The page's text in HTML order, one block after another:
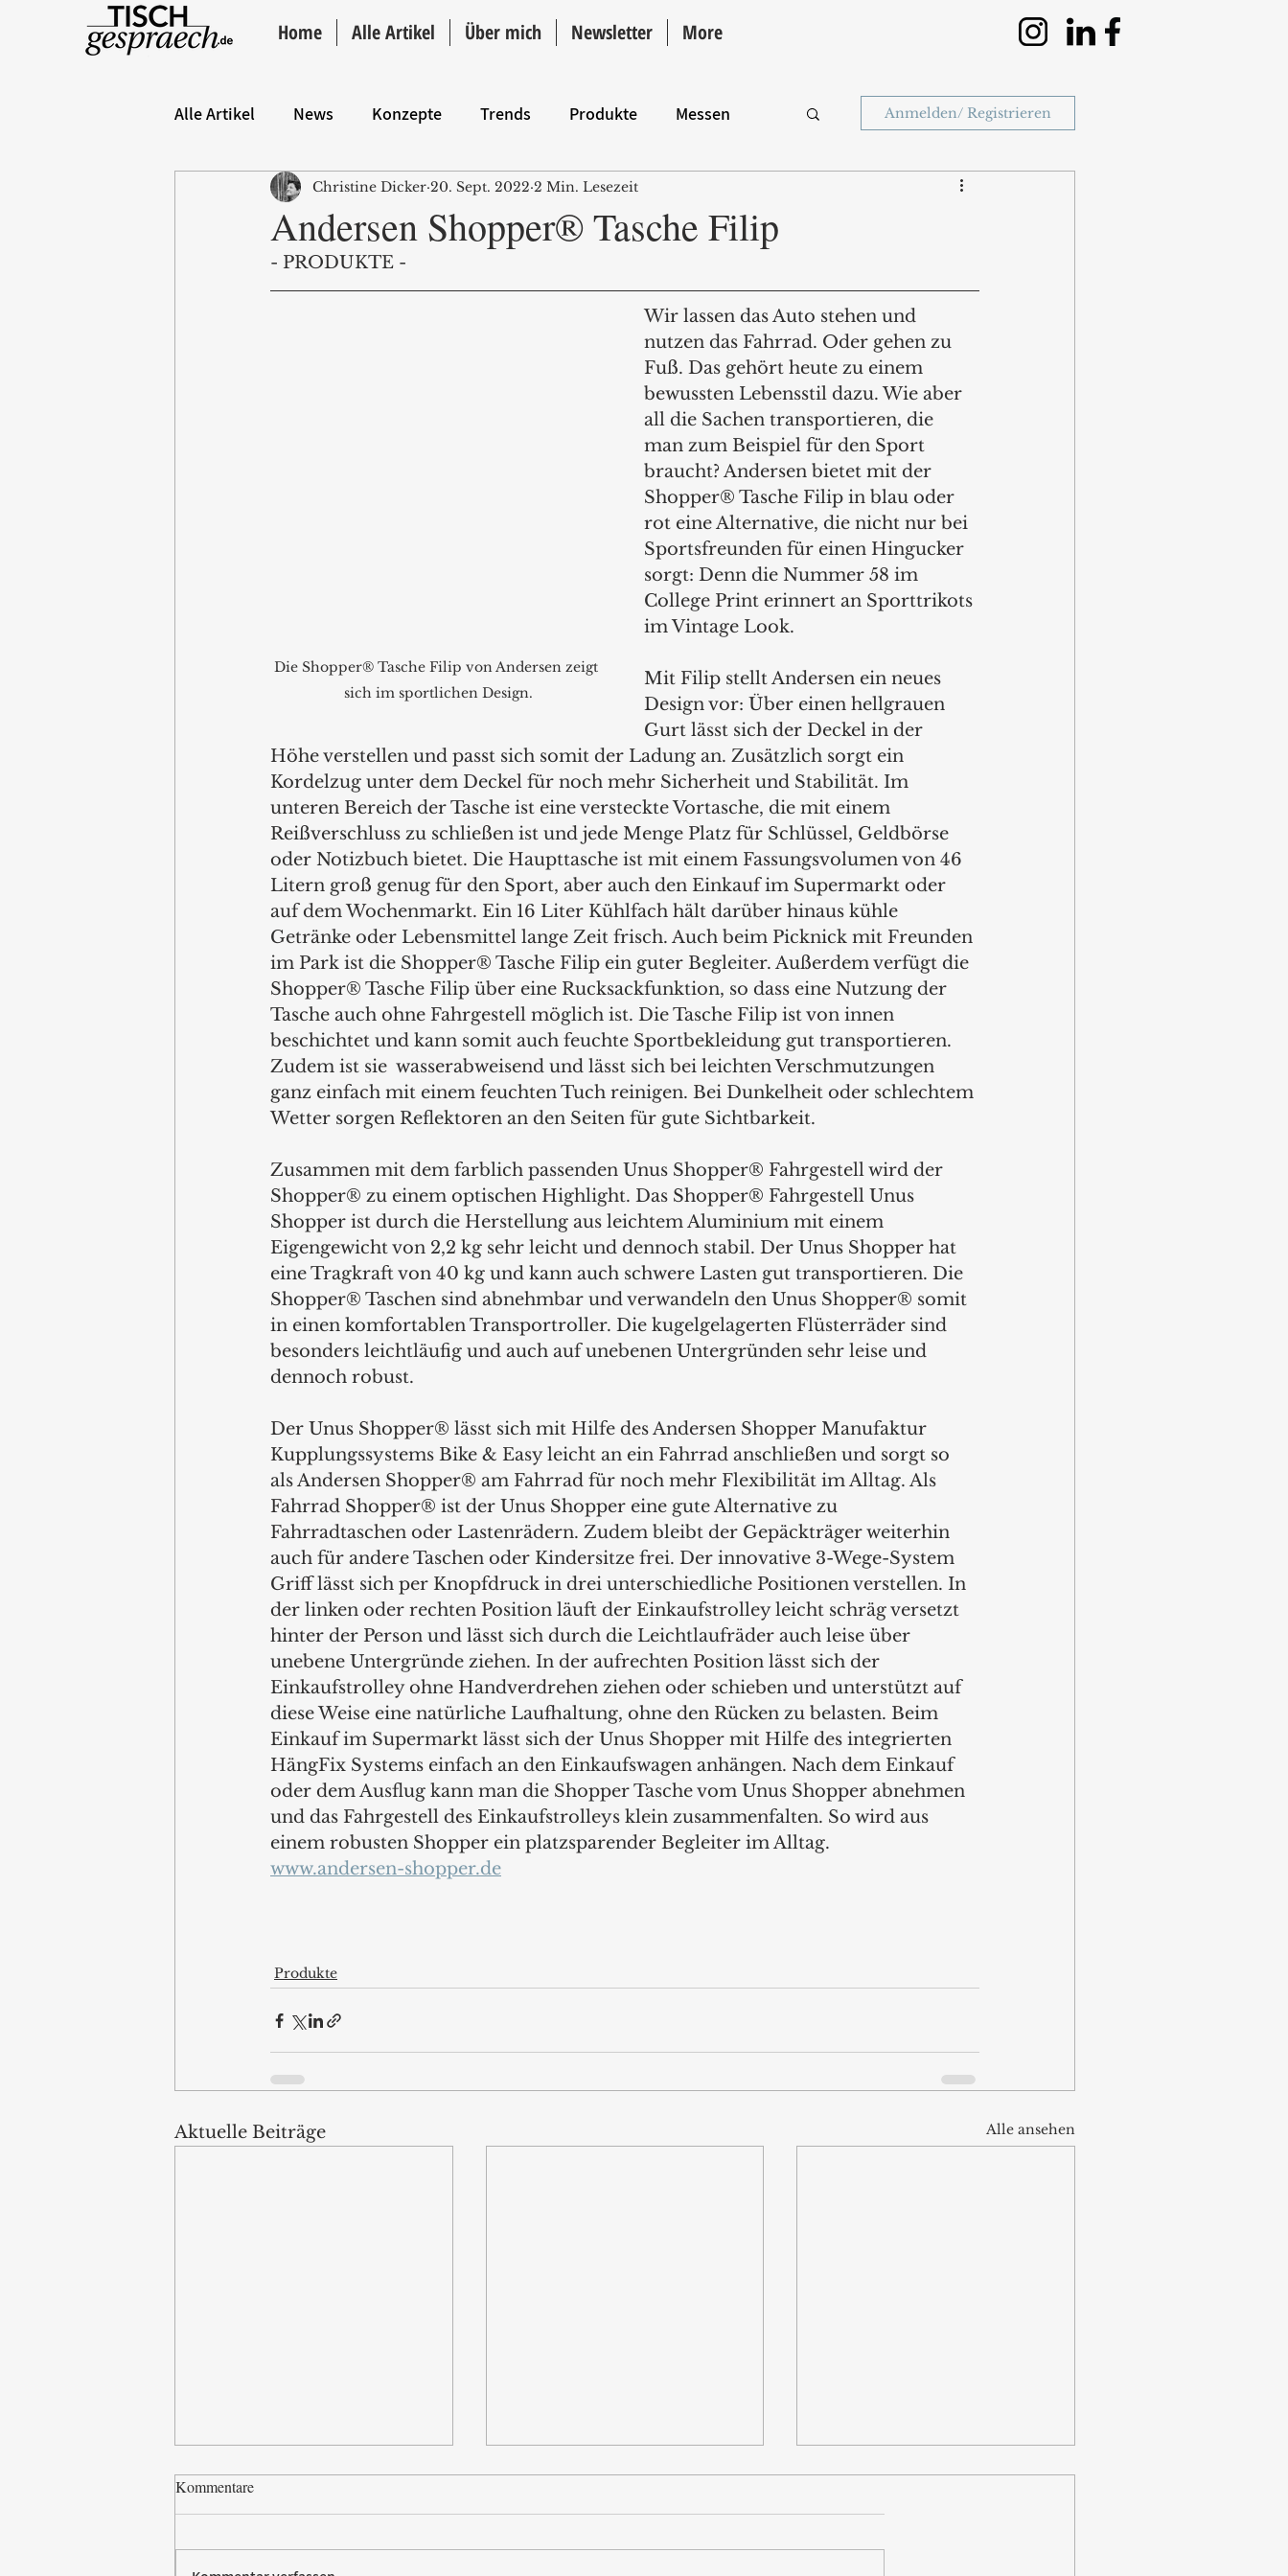
Home Alle Artikel Über mich Newsletter More
Alle Artikel News Konzepte Trends Produkte Messen
Hintergrund ANZEIGE Intro
Anmelden/ Registrieren
Andersen Shopper® Tasche Filip
Christine Dicker 20. Sept. 2022 2 Min. Lesezeit
- PRODUKTE -
Die Shopper® Tasche Filip von Andersen zeigt
sich im sportlichen Design.
Wir lassen das Auto stehen und
nutzen das Fahrrad. Oder gehen zu
Fuß. Das gehört heute zu einem
bewussten Lebensstil dazu. Wie aber
all die Sachen transportieren, die
man zum Beispiel für den Sport
braucht? Andersen bietet mit der
Shopper® Tasche Filip in blau oder
rot eine Alternative, die nicht nur bei
Sportsfreunden für einen Hingucker
sorgt: Denn die Nummer 58 im
College Print erinnert an Sporttrikots
im Vintage Look.
Mit Filip stellt Andersen ein neues
Design vor: Über einen hellgrauen
Gurt lässt sich der Deckel in der
Höhe verstellen und passt sich somit der Ladung an. Zusätzlich sorgt ein
Kordelzug unter dem Deckel für noch mehr Sicherheit und Stabilität. Im
unteren Bereich der Tasche ist eine versteckte Vortasche, die mit einem
Reißverschluss zu schließen ist und jede Menge Platz für Schlüssel, Geldbörse
oder Notizbuch bietet. Die Haupttasche ist mit einem Fassungsvolumen von 46
Litern groß genug für den Sport, aber auch den Einkauf im Supermarkt oder
auf dem Wochenmarkt. Ein 16 Liter Kühlfach hält darüber hinaus kühle
Getränke oder Lebensmittel lange Zeit frisch. Auch beim Picknick mit Freunden
im Park ist die Shopper® Tasche Filip ein guter Begleiter. Außerdem verfügt die
Shopper® Tasche Filip über eine Rucksackfunktion, so dass eine Nutzung der
Tasche auch ohne Fahrgestell möglich ist. Die Tasche Filip ist von innen
beschichtet und kann somit auch feuchte Sportbekleidung gut transportieren.
Zudem ist sie  wasserabweisend und lässt sich bei leichten Verschmutzungen
ganz einfach mit einem feuchten Tuch reinigen. Bei Dunkelheit oder schlechtem
Wetter sorgen Reflektoren an den Seiten für gute Sichtbarkeit.
Zusammen mit dem farblich passenden Unus Shopper® Fahrgestell wird der
Shopper® zu einem optischen Highlight. Das Shopper® Fahrgestell Unus
Shopper ist durch die Herstellung aus leichtem Aluminium mit einem
Eigengewicht von 2,2 kg sehr leicht und dennoch stabil. Der Unus Shopper hat
eine Tragkraft von 40 kg und kann auch schwere Lasten gut transportieren. Die
Shopper® Taschen sind abnehmbar und verwandeln den Unus Shopper® somit
in einen komfortablen Transportroller. Die kugelgelagerten Flüsterräder sind
besonders leichtläufig und auch auf unebenen Untergründen sehr leise und
dennoch robust.
Der Unus Shopper® lässt sich mit Hilfe des Andersen Shopper Manufaktur
Kupplungssystems Bike & Easy leicht an ein Fahrrad anschließen und sorgt so
als Andersen Shopper® am Fahrrad für noch mehr Flexibilität im Alltag. Als
Fahrrad Shopper® ist der Unus Shopper eine gute Alternative zu
Fahrradtaschen oder Lastenrädern. Zudem bleibt der Gepäckträger weiterhin
auch für andere Taschen oder Kindersitze frei. Der innovative 3-Wege-System
Griff lässt sich per Knopfdruck in drei unterschiedliche Positionen verstellen. In
der linken oder rechten Position läuft der Einkaufstrolley leicht schräg versetzt
hinter der Person und lässt sich durch die Leichtlaufräder auch leise über
unebene Untergründe ziehen. In der aufrechten Position lässt sich der
Einkaufstrolley ohne Handverdrehen ziehen oder schieben und unterstützt auf
diese Weise eine natürliche Laufhaltung, ohne den Rücken zu belasten. Beim
Einkauf im Supermarkt lässt sich der Unus Shopper mit Hilfe des integrierten
HängFix Systems einfach an den Einkaufswagen anhängen. Nach dem Einkauf
oder dem Ausflug kann man die Shopper Tasche vom Unus Shopper abnehmen
und das Fahrgestell des Einkaufstrolleys klein zusammenfalten. So wird aus
einem robusten Shopper ein platzsparender Begleiter im Alltag.
www.andersen-shopper.de
Produkte
Aktuelle Beiträge Alle ansehen
Kommentare